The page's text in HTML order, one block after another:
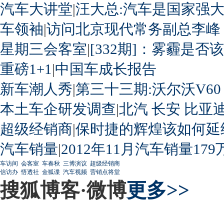
汽车大讲堂|汪大总:汽车是国家强
车领袖|访问北京现代常务副总李峰
星期三会客室|[332期]：雾霾是否
重磅1+1 |中国车成长报告
新车潮人秀|第三十三期:沃尔沃
本土车企研发调查|北汽 长安 比亚
超级经销商|保时捷的辉煌该如何延
汽车销量|2012年11月汽车销量179
车访间 会客室 车春秋 三博演议 超级经销商
信访办 悟透社 金狐谍 汽车视频 营销点将堂
搜狐博客·微博更多>>